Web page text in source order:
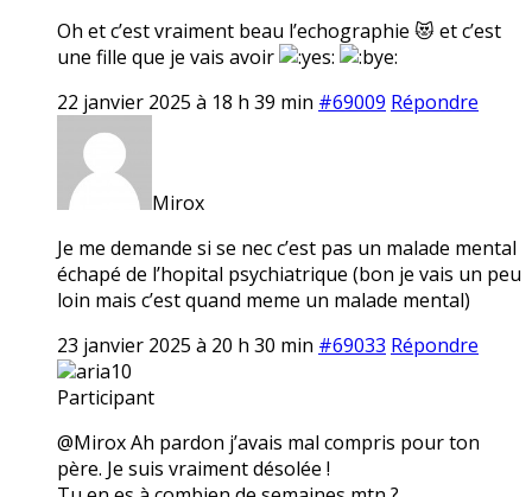
Oh et c’est vraiment beau l’echographie 😻 et c’est
une fille que je vais avoir
22 janvier 2025 à 18 h 39 min #69009 Répondre
Mirox
Je me demande si se nec c’est pas un malade mental
échapé de l’hopital psychiatrique (bon je vais un peu
loin mais c’est quand meme un malade mental)
23 janvier 2025 à 20 h 30 min #69033 Répondre
aria10
Participant
@Mirox Ah pardon j’avais mal compris pour ton
père. Je suis vraiment désolée !